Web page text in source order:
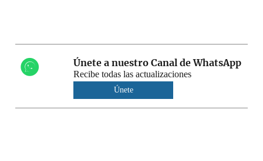
Únete a nuestro Canal de WhatsApp
Recibe todas las actualizaciones
Únete